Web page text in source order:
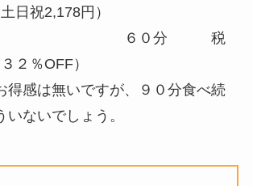
日祝2,178円）
アで ６０分 税
２％OFF）
得感は無いですが、９０分食べ続
ないでしょう。